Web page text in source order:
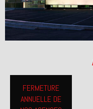
FERMETURE
ANNUELLE DE